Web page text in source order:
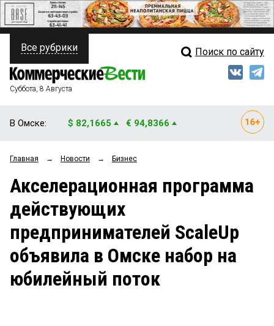
ПОЛИТИКА
ФИНАНСЫ
ОБЩЕСТВО
ЗАКОН
НОВОСТИ КОМПАНИЙ
ПРОИСШЕСТВИЯ
СТИЛЬ ЖИЗНИ
Свежий выпуск
Рейтинги
Архив
Все рубрики Поиск по сайту
Суббота, 8 Августа
В Омске: $ 82,1665 € 94,8366
Главная → Новости → Бизнес
Акселерационная программа
действующих
предпринимателей ScaleUp
объявила в Омске набор на
юбилейный поток